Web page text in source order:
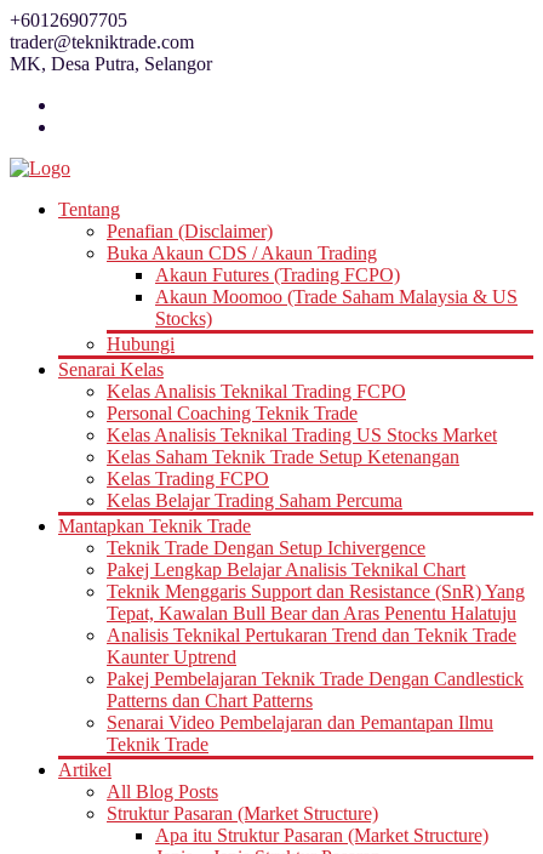
Skip
to
content
+60126907705
trader@tekniktrade.com
MK, Desa Putra, Selangor
Tentang
Penafian (Disclaimer)
Buka Akaun CDS / Akaun Trading
Akaun Futures (Trading FCPO)
Akaun Moomoo (Trade Saham Malaysia & US
Stocks)
Hubungi
Senarai Kelas
Kelas Analisis Teknikal Trading FCPO
Personal Coaching Teknik Trade
Kelas Analisis Teknikal Trading US Stocks Market
Kelas Saham Teknik Trade Setup Ketenangan
Kelas Trading FCPO
Kelas Belajar Trading Saham Percuma
Mantapkan Teknik Trade
Teknik Trade Dengan Setup Ichivergence
Pakej Lengkap Belajar Analisis Teknikal Chart
Teknik Menggaris Support dan Resistance (SnR) Yang
Tepat, Kawalan Bull Bear dan Aras Penentu Halatuju
Analisis Teknikal Pertukaran Trend dan Teknik Trade
Kaunter Uptrend
Pakej Pembelajaran Teknik Trade Dengan Candlestick
Patterns dan Chart Patterns
Senarai Video Pembelajaran dan Pemantapan Ilmu
Teknik Trade
Artikel
All Blog Posts
Struktur Pasaran (Market Structure)
Apa itu Struktur Pasaran (Market Structure)